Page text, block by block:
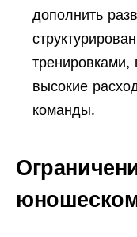
дополнить
тренировками,
высокие
команды.